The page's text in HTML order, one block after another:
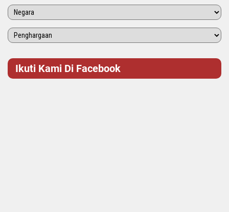
Ikuti Kami Di Facebook